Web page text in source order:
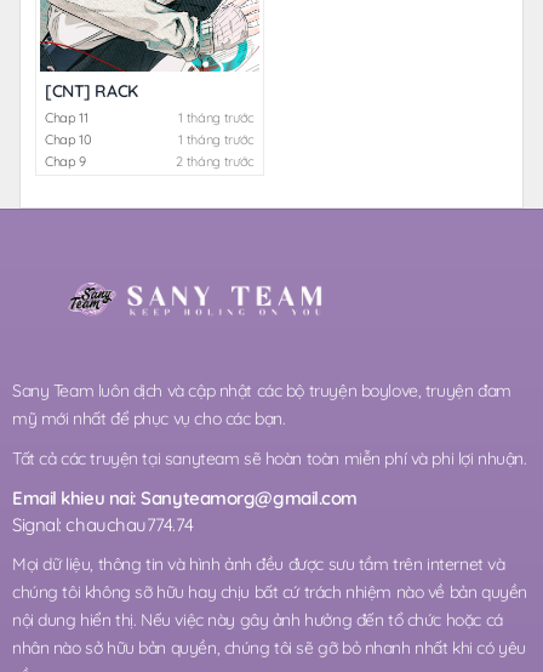
[CNT] RACK
Chap 11
1 tháng trước
Chap 10
1 tháng trước
Chap 9
2 tháng trước
Sany Team luôn dịch và cập nhật các bộ truyện boylove, truyện đam
mỹ mới nhất để phục vụ cho các bạn.
Tất cả các truyện tại sanyteam sẽ hoàn toàn miễn phí và phi lợi nhuận.
Email khieu nai:Sanyteamorg@gmail.com
Signal: chauchau774.74
Mọi dữ liệu, thông tin và hình ảnh đều được sưu tầm trên internet và
chúng tôi không sỡ hữu hay chịu bất cứ trách nhiệm nào về bản quyền
nội dung hiển thị. Nếu việc này gây ảnh hưởng đến tổ chức hoặc cá
nhân nào sở hữu bản quyền, chúng tôi sẽ gỡ bỏ nhanh nhất khi có yêu